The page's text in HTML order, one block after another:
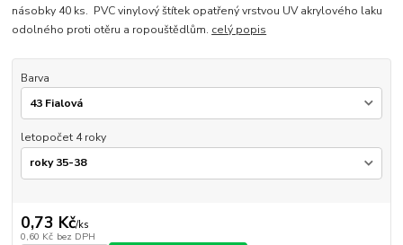
násobky 40 ks. PVC vinylový štítek opatřený vrstvou UV akrylového laku
odolného proti otěru a ropouštědlům. celý popis
Barva
letopočet 4 roky
0,73 Kč/ks
0,60 Kč bez DPH